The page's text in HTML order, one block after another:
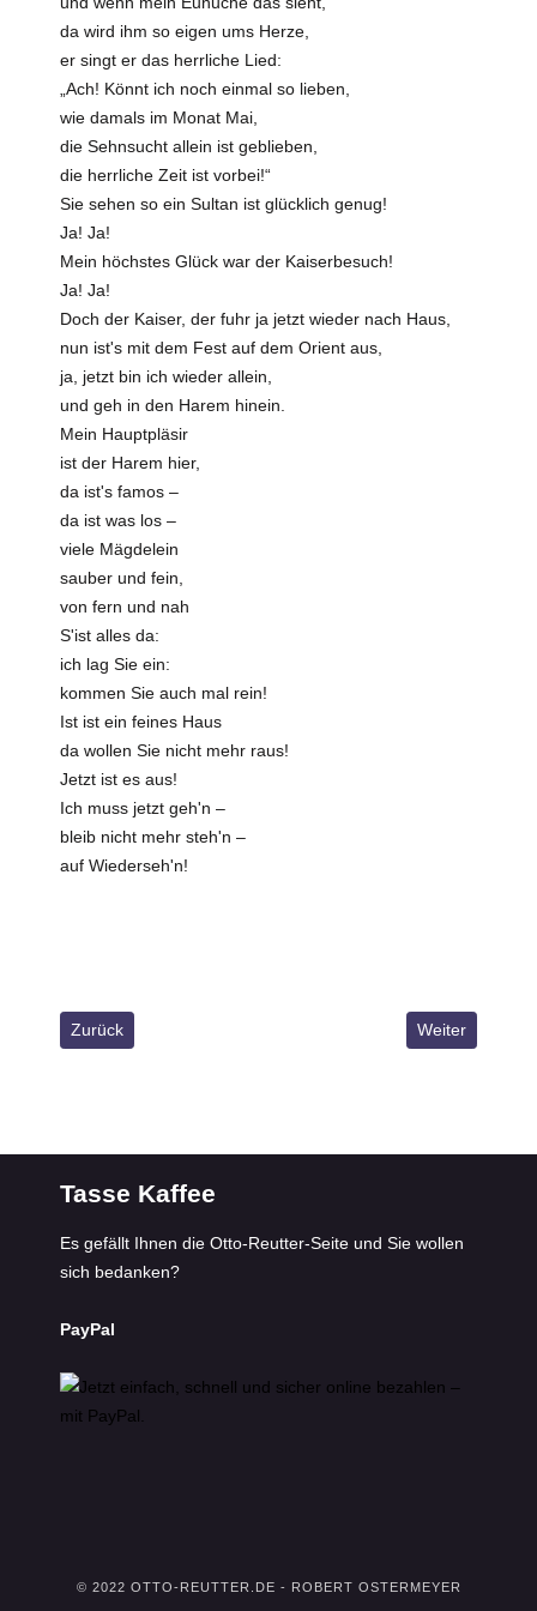
da wird ihm so eigen ums Herze,
er singt er das herrliche Lied:
„Ach! Könnt ich noch einmal so lieben,
wie damals im Monat Mai,
die Sehnsucht allein ist geblieben,
die herrliche Zeit ist vorbei!“
Sie sehen so ein Sultan ist glücklich genug!
Ja! Ja!
Mein höchstes Glück war der Kaiserbesuch!
Ja! Ja!
Doch der Kaiser, der fuhr ja jetzt wieder nach Haus,
nun ist's mit dem Fest auf dem Orient aus,
ja, jetzt bin ich wieder allein,
und geh in den Harem hinein.
Mein Hauptpläsir
ist der Harem hier,
da ist's famos –
da ist was los –
viele Mägdelein
sauber und fein,
von fern und nah
S'ist alles da:
ich lag Sie ein:
kommen Sie auch mal rein!
Ist ist ein feines Haus
da wollen Sie nicht mehr raus!
Jetzt ist es aus!
Ich muss jetzt geh'n –
bleib nicht mehr steh'n –
auf Wiederseh'n!
Vorheriger Beitrag: Die neuen Steuern
Zurück Nächster
Weiter
Tasse Kaffee
Es gefällt Ihnen die Otto-Reutter-Seite und Sie wollen
sich bedanken?
PayPal
© 2022 OTTO-REUTTER.DE - ROBERT OSTERMEYER